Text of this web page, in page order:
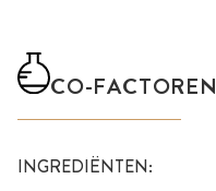
CO-FACTOREN
INGREDIËNTEN: